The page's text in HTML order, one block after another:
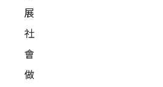
展
社
會
做